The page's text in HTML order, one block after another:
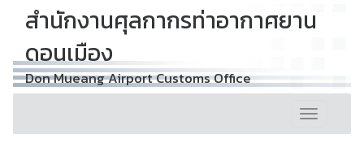
สำนักงานศุลกากรท่าอากาศยาน
ดอนเมือง
Don Mueang Airport Customs Office
Toggle
navigation